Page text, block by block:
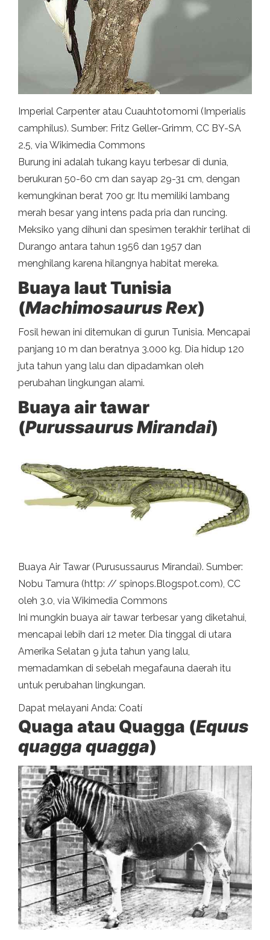
Imperial Carpenter atau Cuauhtotomomi (Imperialis
camphilus). Sumber: Fritz Geller-Grimm, CC BY-SA
2.5, via Wikimedia Commons
Burung ini adalah tukang kayu terbesar di dunia,
berukuran 50-60 cm dan sayap 29-31 cm, dengan
kemungkinan berat 700 gr. Itu memiliki lambang
merah besar yang intens pada pria dan runcing.
Meksiko yang dihuni dan spesimen terakhir terlihat di
Durango antara tahun 1956 dan 1957 dan
menghilang karena hilangnya habitat mereka.
Buaya laut Tunisia
(Machimosaurus Rex)
Fosil hewan ini ditemukan di gurun Tunisia. Mencapai
panjang 10 m dan beratnya 3.000 kg. Dia hidup 120
juta tahun yang lalu dan dipadamkan oleh
perubahan lingkungan alami.
Buaya air tawar
(Purussaurus Mirandai)
Buaya Air Tawar (Purusussaurus Mirandai). Sumber:
Nobu Tamura (http: // spinops.Blogspot.com), CC
oleh 3.0, via Wikimedia Commons
Ini mungkin buaya air tawar terbesar yang diketahui,
mencapai lebih dari 12 meter. Dia tinggal di utara
Amerika Selatan 9 juta tahun yang lalu,
memadamkan di sebelah megafauna daerah itu
untuk perubahan lingkungan.
Dapat melayani Anda: Coatí
Quaga atau Quagga (Equus
quagga quagga)